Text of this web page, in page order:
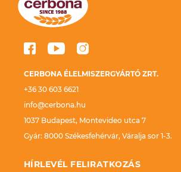
CERBONA ÉLELMISZERGYÁRTÓ ZRT.
+36 30 603 6621
info@cerbona.hu
1037 Budapest, Montevideo utca 7
Gyár: 8000 Székesfehérvár, Váralja sor 1-3.
HÍRLEVÉL FELIRATKOZÁS